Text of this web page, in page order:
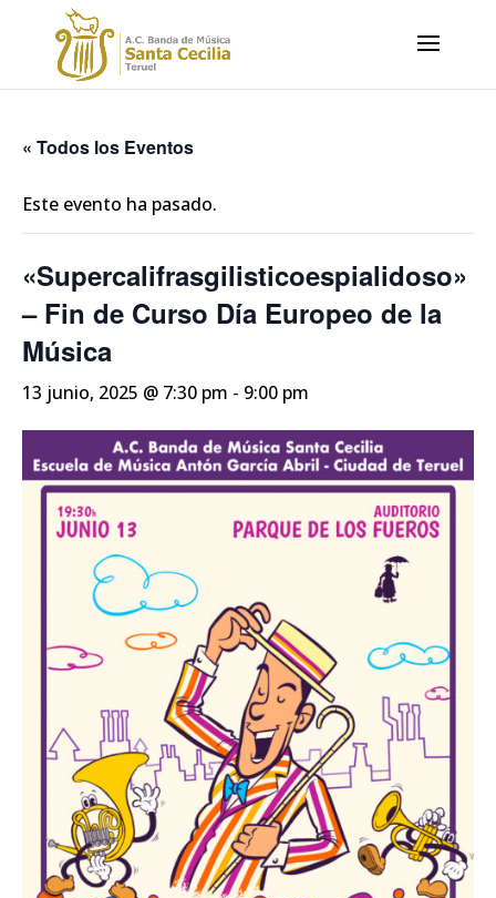
« Todos los Eventos
Este evento ha pasado.
«Supercalifrasgilisticoespialidoso»
– Fin de Curso Día Europeo de la
Música
13 junio, 2025 @ 7:30 pm - 9:00 pm